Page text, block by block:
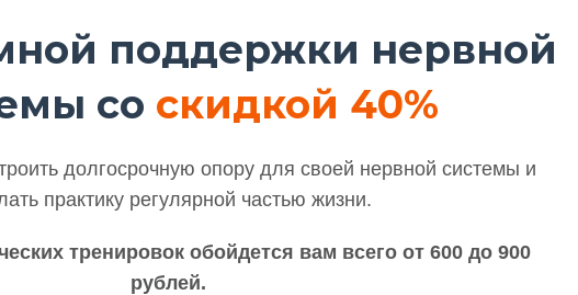
поддержки нервной
со скидкой 40%
долгосрочную опору для своей нервной системы и
практику регулярной частью жизни.
тренировок обойдется вам всего от 600 до 900
рублей.